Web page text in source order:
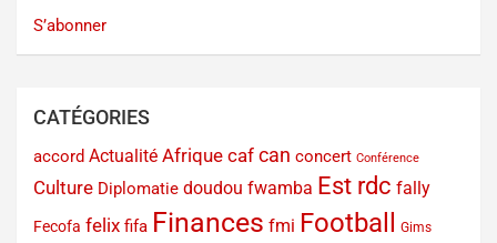
S’abonner
CATÉGORIES
accord Actualité Afrique caf can concert Conférence
Culture Diplomatie doudou fwamba Est rdc fally
Fecofa felix fifa Finances fmi Football Gims